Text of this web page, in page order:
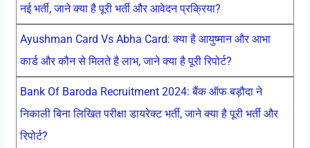
नई भर्ती, जाने क्या है पूरी भर्ती और आवेदन प्रक्रिया?
Ayushman Card Vs Abha Card: क्या है आयुष्मान और आभा
कार्ड और कौन से मिलते है लाभ, जाने क्या है पूरी रिपोर्ट?
Bank Of Baroda Recruitment 2024: बैंक ऑफ बड़ौदा ने
निकाली बिना लिखित परीक्षा डायरेक्ट भर्ती, जाने क्या है पूरी भर्ती और
रिपोर्ट?